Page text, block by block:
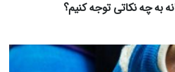
به چه نکاتی توجه کنیم؟